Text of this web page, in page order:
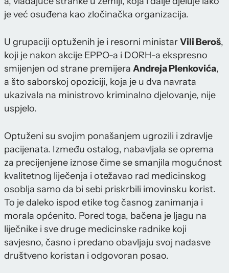
je već osuđena kao zločinačka organizacija.
U grupaciji optuženih je i resorni ministarVili Beroš,
koji je nakon akcije EPPO-a i DORH-a ekspresno
smijenjen od strane premijera Andreja Plenkovića,
a što saborskoj opoziciji, koja je u dva navrata
ukazivala na ministrovo kriminalno djelovanje, nije
uspjelo.
Optuženi su svojim ponašanjem ugrozili i zdravlje
pacijenata. Između ostalog, nabavljala se oprema
za precijenjene iznose čime se smanjila mogućnost
kvalitetnog liječenja i otežavao rad medicinskog
osoblja samo da bi sebi priskrbili imovinsku korist.
To je daleko ispod etike tog časnog zanimanja i
morala općenito. Pored toga, bačena je ljagu na
liječnike i sve druge medicinske radnike koji
savjesno, časno i predano obavljaju svoj nadasve
društveno koristan i odgovoran posao.